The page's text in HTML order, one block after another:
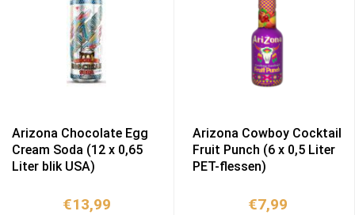
Arizona Chocolate Egg
Cream Soda (12 x 0,65
Liter blik USA)
€13,99
Arizona Cowboy Cocktail
Fruit Punch (6 x 0,5 Liter
PET-flessen)
€7,99